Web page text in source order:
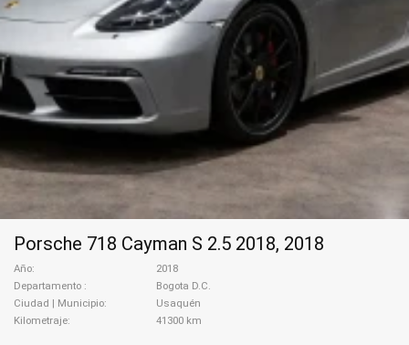
Porsche 718 Cayman S 2.5 2018, 2018
Año
2018
Departamento
Bogota D.C.
Ciudad | Municipio
Usaquén
Kilometraje
41300 km